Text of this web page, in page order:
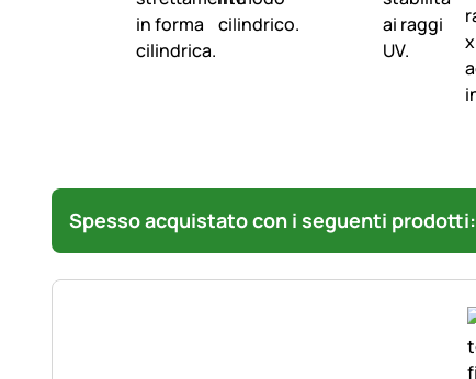
Spesso acquistato con i seguenti prodotti: